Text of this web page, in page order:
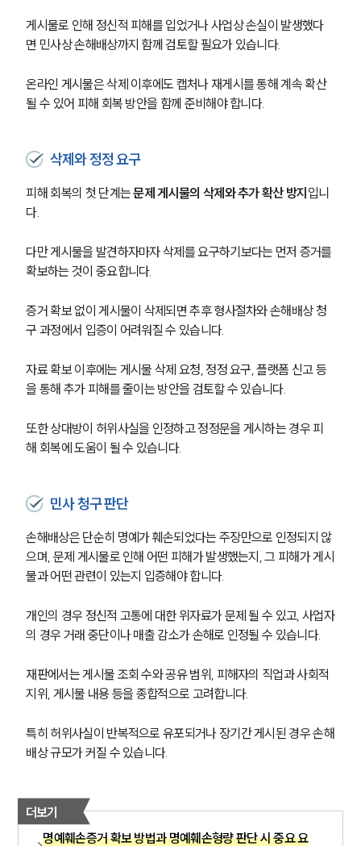
그룹소개
대륜의 강점
글로벌 파트너 로펌
통합검색
AI대륜
업무사례
형사 주요 업무사례
사례분석/최신동향
법률지식인
형사소송·상담후기
업무분야
게시물로 인해 정신적 피해를 입었거나 사업상 손실이 발생했다
면 민사상 손해배상까지 함께 검토할 필요가 있습니다.
온라인 게시물은 삭제 이후에도 캡처나 재게시를 통해 계속 확산
될 수 있어 피해 회복 방안을 함께 준비해야 합니다.
삭제와 정정 요구
피해 회복의 첫 단계는 문제 게시물의 삭제와 추가 확산 방지 입니
다.
다만 게시물을 발견하자마자 삭제를 요구하기보다는 먼저 증거를
확보하는 것이 중요합니다.
증거 확보 없이 게시물이 삭제되면 추후 형사절차와 손해배상 청
구 과정에서 입증이 어려워질 수 있습니다.
자료 확보 이후에는 게시물 삭제 요청, 정정 요구, 플랫폼 신고 등
을 통해 추가 피해를 줄이는 방안을 검토할 수 있습니다.
또한 상대방이 허위사실을 인정하고 정정문을 게시하는 경우 피
해 회복에 도움이 될 수 있습니다.
민사 청구 판단
손해배상은 단순히 명예가 훼손되었다는 주장만으로 인정되지 않
으며, 문제 게시물로 인해 어떤 피해가 발생했는지, 그 피해가 게시
물과 어떤 관련이 있는지 입증해야 합니다.
개인의 경우 정신적 고통에 대한 위자료가 문제 될 수 있고, 사업자
의 경우 거래 중단이나 매출 감소가 손해로 인정될 수 있습니다.
재판에서는 게시물 조회 수와 공유 범위, 피해자의 직업과 사회적
지위, 게시물 내용 등을 종합적으로 고려합니다.
특히 허위사실이 반복적으로 유포되거나 장기간 게시된 경우 손해
배상 규모가 커질 수 있습니다.
더보기
명예훼손증거 확보 방법과 명예훼손형량 판단 시 중요 요